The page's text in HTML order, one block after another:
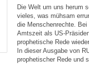
Die Welt um uns herum
vieles, was mühsam
die Menschenrechte.
Amtszeit als US-
prophetische Rede
In dieser Ausgabe von
prophetischer Rede und